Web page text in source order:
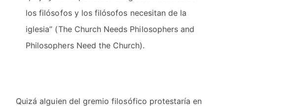
los filósofos y los filósofos necesitan de la
iglesia” (The Church Needs Philosophers and
Philosophers Need the Church).
Quizá alguien del gremio filosófico protestaría en